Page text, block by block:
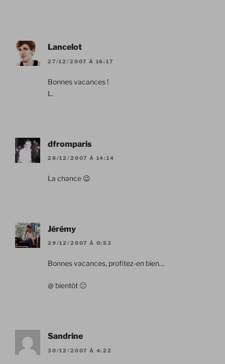
Lancelot
27/12/2007 À 16:17
Bonnes vacances !
L.
dfromparis
28/12/2007 À 14:14
La chance 😉
Jérémy
29/12/2007 À 0:53
Bonnes vacances, profitez-en bien…
@ bientôt 🙂
Sandrine
30/12/2007 À 4:22